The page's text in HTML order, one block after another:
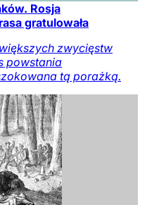
Rosja
gratulowała
zwycięstw
powstania
tą porażką.